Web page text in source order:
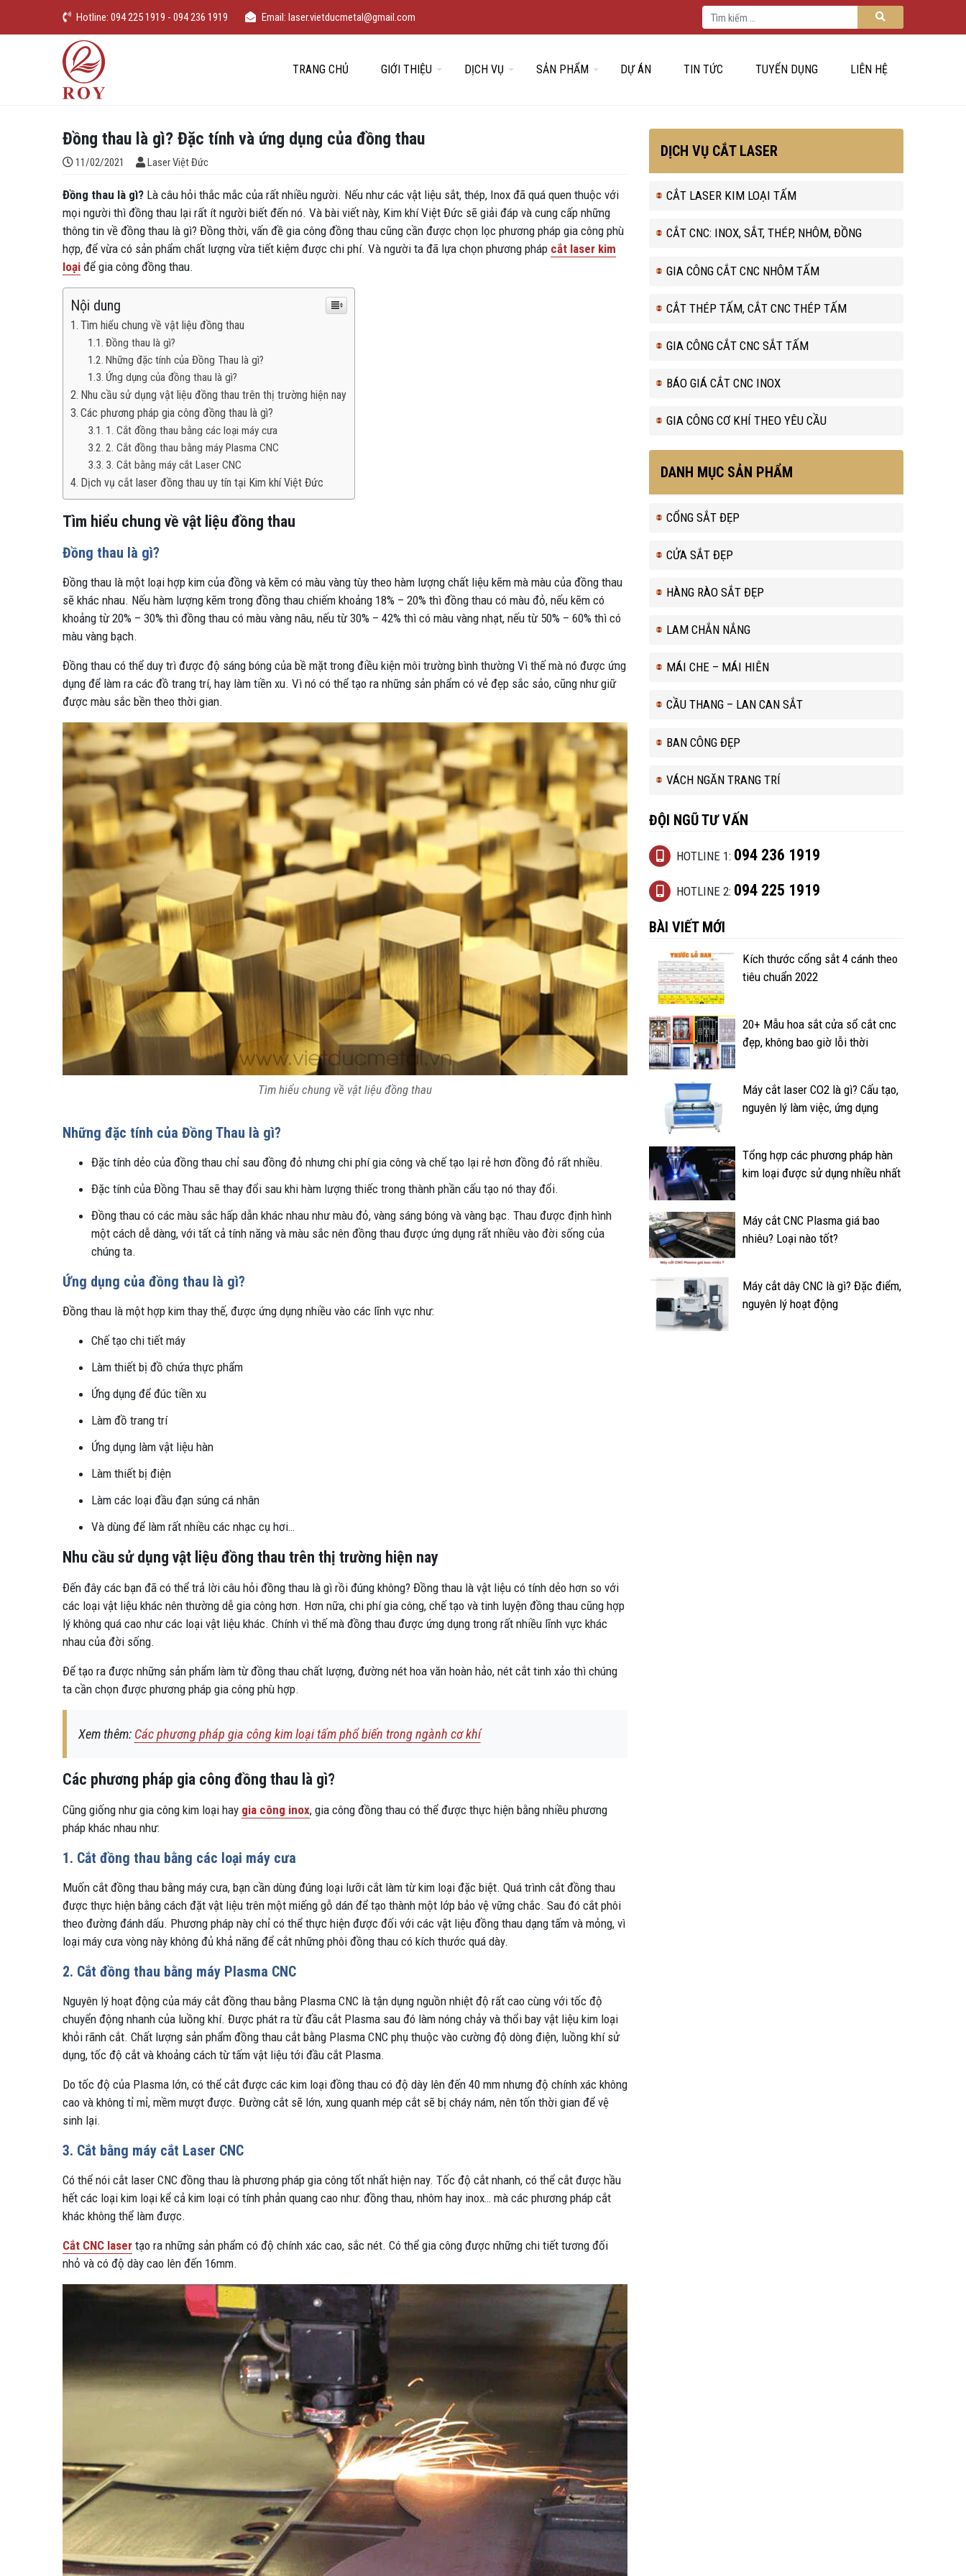
Chuyển đến nội dung
Hotline: 094 225 1919 - 094 236 1919 Email: laser.vietducmetal@gmail.com Tìm kiếm cho:
Laser Việt Đức
TRANG CHỦ GIỚI THIỆU DỊCH VỤ SẢN PHẨM DỰ ÁN TIN TỨC TUYỂN DỤNG LIÊN HỆ
Đồng thau là gì? Đặc tính và ứng dụng của đồng thau
11/02/2021 Đăng bởi
Laser Việt Đức
Đồng thau là gì? Là câu hỏi thắc mắc của rất nhiều người. Nếu như các vật liệu sắt, thép, Inox đã quá quen thuộc với
mọi người thì đồng thau lại rất ít người biết đến nó. Và bài viết này, Kim khí Việt Đức sẽ giải đáp và cung cấp những
thông tin về đồng thau là gì? Đồng thời, vấn đề gia công đồng thau cũng cần được chọn lọc phương pháp gia công phù
hợp, để vừa có sản phẩm chất lượng vừa tiết kiệm được chi phí. Và người ta đã lựa chọn phương pháp cắt laser kim
loại để gia công đồng thau.
Nội dung
Tìm hiểu chung về vật liệu đồng thau
Đồng thau là gì?
Những đặc tính của Đồng Thau là gì?
Ứng dụng của đồng thau là gì?
Nhu cầu sử dụng vật liệu đồng thau trên thị trường hiện nay
Các phương pháp gia công đồng thau là gì?
1. Cắt đồng thau bằng các loại máy cưa
2. Cắt đồng thau bằng máy Plasma CNC
3. Cắt bằng máy cắt Laser CNC
Dịch vụ cắt laser đồng thau uy tín tại Kim khí Việt Đức
Tìm hiểu chung về vật liệu đồng thau
Đồng thau là gì?
Đồng thau là một loại hợp kim của đồng và kẽm có màu vàng tùy theo hàm lượng chất liệu kẽm mà màu của đồng thau
sẽ khác nhau. Nếu hàm lượng kẽm trong đồng thau chiếm khoảng 18% – 20% thì đồng thau có màu đỏ, nếu kẽm có
khoảng từ 20% – 30% thì đồng thau có màu vàng nâu, nếu từ 30% – 42% thì có màu vàng nhạt, nếu từ 50% – 60% thì có
màu vàng bạch.
Đồng thau có thể duy trì được độ sáng bóng của bề mặt trong điều kiện môi trường bình thường Vì thế mà nó được ứng
dụng để làm ra các đồ trang trí, hay làm tiền xu. Vì nó có thể tạo ra những sản phẩm có vẻ đẹp sắc sảo, cũng như giữ
được màu sắc bền theo thời gian.
Tìm hiểu chung về vật liệu đồng thau
Những đặc tính của Đồng Thau là gì?
Đặc tính dẻo của đồng thau chỉ sau đồng đỏ nhưng chi phí gia công và chế tạo lại rẻ hơn đồng đỏ rất nhiều.
Đặc tính của Đồng Thau sẽ thay đổi sau khi hàm lượng thiếc trong thành phần cấu tạo nó thay đổi.
Đồng thau có các màu sắc hấp dẫn khác nhau như màu đỏ, vàng sáng bóng và vàng bạc. Thau được định hình
một cách dễ dàng, với tất cả tính năng và màu sắc nên đồng thau được ứng dụng rất nhiều vào đời sống của
chúng ta.
Ứng dụng của đồng thau là gì?
Đồng thau là một hợp kim thay thế, được ứng dụng nhiều vào các lĩnh vực như:
Chế tạo chi tiết máy
Làm thiết bị đồ chứa thực phẩm
Ứng dụng để đúc tiền xu
Làm đồ trang trí
Ứng dụng làm vật liệu hàn
Làm thiết bị điện
Làm các loại đầu đạn súng cá nhân
Và dùng để làm rất nhiều các nhạc cụ hơi…
Nhu cầu sử dụng vật liệu đồng thau trên thị trường hiện nay
Đến đây các bạn đã có thể trả lời câu hỏi đồng thau là gì rồi đúng không? Đồng thau là vật liệu có tính dẻo hơn so với
các loại vật liệu khác nên thường dễ gia công hơn. Hơn nữa, chi phí gia công, chế tạo và tinh luyện đồng thau cũng hợp
lý không quá cao như các loại vật liệu khác. Chính vì thế mà đồng thau được ứng dụng trong rất nhiều lĩnh vực khác
nhau của đời sống.
Để tạo ra được những sản phẩm làm từ đồng thau chất lượng, đường nét hoa văn hoàn hảo, nét cắt tinh xảo thì chúng
ta cần chọn được phương pháp gia công phù hợp.
Xem thêm: Các phương pháp gia công kim loại tấm phổ biến trong ngành cơ khí
Các phương pháp gia công đồng thau là gì?
Cũng giống như gia công kim loại hay gia công inox, gia công đồng thau có thể được thực hiện bằng nhiều phương
pháp khác nhau như:
1. Cắt đồng thau bằng các loại máy cưa
Muốn cắt đồng thau bằng máy cưa, bạn cần dùng đúng loại lưỡi cắt làm từ kim loại đặc biệt. Quá trình cắt đồng thau
được thực hiện bằng cách đặt vật liệu trên một miếng gỗ dán để tạo thành một lớp bảo vệ vững chắc. Sau đó cắt phôi
theo đường đánh dấu. Phương pháp này chỉ có thể thực hiện được đối với các vật liệu đồng thau dạng tấm và mỏng, vì
loại máy cưa vòng này không đủ khả năng để cắt những phôi đồng thau có kích thước quá dày.
2. Cắt đồng thau bằng máy Plasma CNC
Nguyên lý hoạt động của máy cắt đồng thau bằng Plasma CNC là tận dụng nguồn nhiệt độ rất cao cùng với tốc độ
chuyển động nhanh của luồng khí. Được phát ra từ đầu cắt Plasma sau đó làm nóng chảy và thổi bay vật liệu kim loại
khỏi rãnh cắt. Chất lượng sản phẩm đồng thau cắt bằng Plasma CNC phụ thuộc vào cường độ dòng điện, luồng khí sử
dụng, tốc độ cắt và khoảng cách từ tấm vật liệu tới đầu cắt Plasma.
Do tốc độ của Plasma lớn, có thể cắt được các kim loại đồng thau có độ dày lên đến 40 mm nhưng độ chính xác không
cao và không tỉ mỉ, mềm mượt được. Đường cắt sẽ lớn, xung quanh mép cắt sẽ bị cháy nám, nên tốn thời gian để vệ
sinh lại.
3. Cắt bằng máy cắt Laser CNC
Có thể nói cắt laser CNC đồng thau là phương pháp gia công tốt nhất hiện nay. Tốc độ cắt nhanh, có thể cắt được hầu
hết các loại kim loại kể cả kim loại có tính phản quang cao như: đồng thau, nhôm hay inox… mà các phương pháp cắt
khác không thể làm được.
Cắt CNC laser tạo ra những sản phẩm có độ chính xác cao, sắc nét. Có thể gia công được những chi tiết tương đối
nhỏ và có độ dày cao lên đến 16mm.
DỊCH VỤ CẮT LASER
CẮT LASER KIM LOẠI TẤM
CẮT CNC: INOX, SẮT, THÉP, NHÔM, ĐỒNG
GIA CÔNG CẮT CNC NHÔM TẤM
CẮT THÉP TẤM, CẮT CNC THÉP TẤM
GIA CÔNG CẮT CNC SẮT TẤM
BÁO GIÁ CẮT CNC INOX
GIA CÔNG CƠ KHÍ THEO YÊU CẦU
DANH MỤC SẢN PHẨM
CỔNG SẮT ĐẸP
CỬA SẮT ĐẸP
HÀNG RÀO SẮT ĐẸP
LAM CHẮN NẮNG
MÁI CHE – MÁI HIÊN
CẦU THANG – LAN CAN SẮT
BAN CÔNG ĐẸP
VÁCH NGĂN TRANG TRÍ
ĐỘI NGŨ TƯ VẤN
HOTLINE 1: 094 236 1919
HOTLINE 2: 094 225 1919
BÀI VIẾT MỚI
Kích thước cổng sắt 4 cánh theo
tiêu chuẩn 2022
20+ Mẫu hoa sắt cửa sổ cắt cnc
đẹp, không bao giờ lỗi thời
Máy cắt laser CO2 là gì? Cấu tạo,
nguyên lý làm việc, ứng dụng
Tổng hợp các phương pháp hàn
kim loại được sử dụng nhiều nhất
Máy cắt CNC Plasma giá bao
nhiêu? Loại nào tốt?
Máy cắt dây CNC là gì? Đặc điểm,
nguyên lý hoạt động